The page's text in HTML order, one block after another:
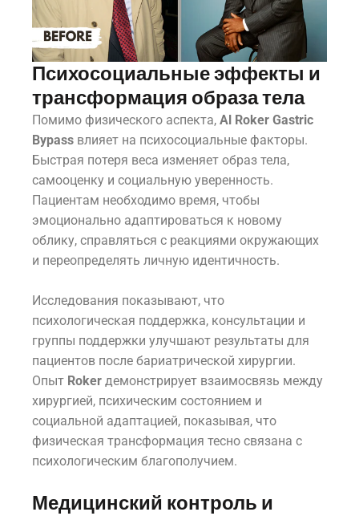
Психосоциальные эффекты и
трансформация образа тела
Помимо физического аспекта, Al Roker Gastric
Bypass влияет на психосоциальные факторы.
Быстрая потеря веса изменяет образ тела,
самооценку и социальную уверенность.
Пациентам необходимо время, чтобы
эмоционально адаптироваться к новому
облику, справляться с реакциями окружающих
и переопределять личную идентичность.
Исследования показывают, что
психологическая поддержка, консультации и
группы поддержки улучшают результаты для
пациентов после бариатрической хирургии.
Опыт Roker демонстрирует взаимосвязь между
хирургией, психическим состоянием и
социальной адаптацией, показывая, что
физическая трансформация тесно связана с
психологическим благополучием.
Медицинский контроль и